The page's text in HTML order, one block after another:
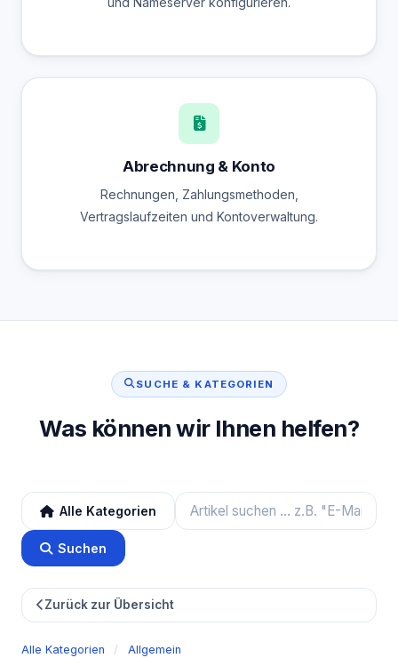
Abrechnung & Konto
Rechnungen, Zahlungsmethoden,
Vertragslaufzeiten und Kontoverwaltung.
SUCHE & KATEGORIEN
Was können wir Ihnen helfen?
Alle Kategorien
Suchen
Zurück zur Übersicht
Alle Kategorien / Allgemein